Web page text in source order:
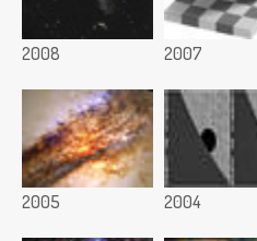
2008 2007
2005 2004